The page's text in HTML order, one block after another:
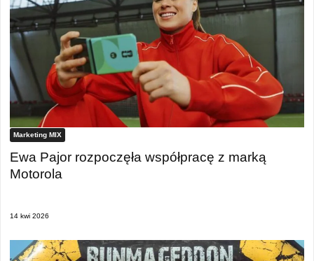
Marketing MIX
Ewa Pajor rozpoczęła współpracę z marką
Motorola
14 kwi 2026